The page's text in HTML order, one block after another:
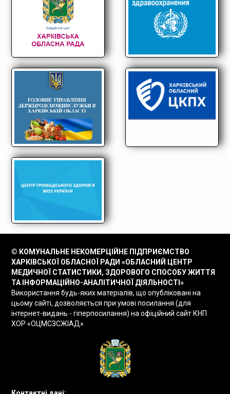
© КОМУНАЛЬНЕ НЕКОМЕРЦІЙНЕ ПІДПРИЄМСТВО
ХАРКІВСЬКОЇ ОБЛАСНОЇ РАДИ «ОБЛАСНИЙ ЦЕНТР
МЕДИЧНОЇ СТАТИСТИКИ, ЗДОРОВОГО СПОСОБУ ЖИТТЯ
ТА ІНФОРМАЦІЙНО-АНАЛІТИЧНОЇ ДІЯЛЬНОСТІ»
Використання будь-яких матеріалів, що опубліковані на
цьому сайті, дозволяється при умові посилання (для
інтернет-видань - гіперпосилання) на офіційний сайт КНП
ХОР «ОЦМСЗСЖІАД»